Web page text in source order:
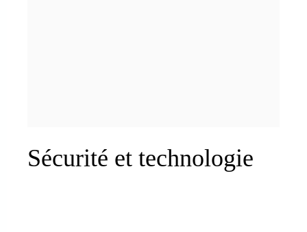
Sécurité et technologie